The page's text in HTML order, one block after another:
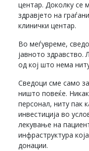
центар. Доколку се
здравјето на
клинички центар.
Во меѓувреме,
јавното здравство.
од кој што нема
Сведоци сме само
ништо повеќе.
персонал, ниту пак
инвестиција во
лекување на
инфраструктура
донации.